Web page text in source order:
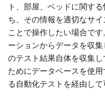
ト、部屋、ベッドに関す
ち、その情報を適切なサ
ことで操作したい場合で
ーションからデータを収
のテスト結果自体を収集
ためにデータベースを使
る自動化テストを経由して